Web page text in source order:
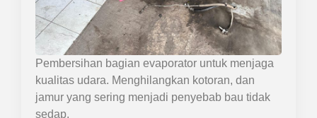
Pembersihan bagian evaporator untuk menjaga
kualitas udara. Menghilangkan kotoran, dan
jamur yang sering menjadi penyebab bau tidak
sedap.